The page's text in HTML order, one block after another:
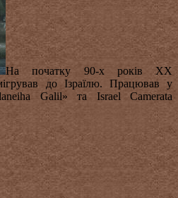
На початку 90-х років ХХ
до Ізраїлю. Працював у
Galil» та Israel Camerata